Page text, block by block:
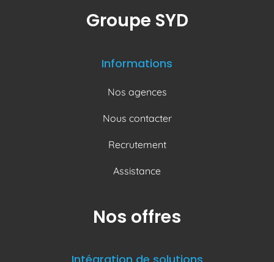
Groupe SYD
Informations
Nos agences
Nous contacter
Recrutement
Assistance
Nos offres